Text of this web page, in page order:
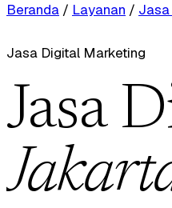
Beranda / Layanan /
Jasa Digital Marketing
Jasa